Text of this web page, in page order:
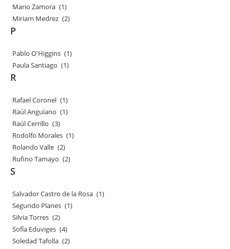
Mario Zamora (1)
Miriam Medrez (2)
P
Pablo O'Higgins (1)
Paula Santiago (1)
R
Rafael Coronel (1)
Raúl Anguiano (1)
Raúl Cerrillo (3)
Rodolfo Morales (1)
Rolando Valle (2)
Rufino Tamayo (2)
S
Salvador Castro de la Rosa (1)
Segundo Planes (1)
Silvia Torres (2)
Sofía Eduviges (4)
Soledad Tafolla (2)